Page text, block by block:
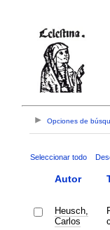
Opciones de
Seleccionar todo
Autor
Heusch,
Carlos